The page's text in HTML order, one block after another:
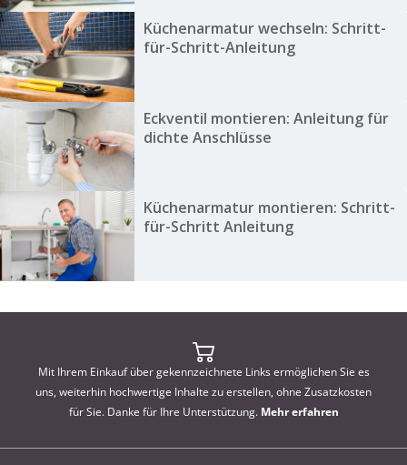
Küchenarmatur wechseln: Schritt-
für-Schritt-Anleitung
Eckventil montieren: Anleitung für
dichte Anschlüsse
Küchenarmatur montieren: Schritt-
für-Schritt Anleitung
Mit Ihrem Einkauf über gekennzeichnete Links ermöglichen Sie es
uns, weiterhin hochwertige Inhalte zu erstellen, ohne Zusatzkosten
für Sie. Danke für Ihre Unterstützung. Mehr erfahren